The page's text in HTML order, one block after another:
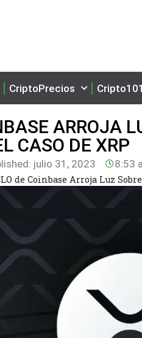
CriptoPrecios Cripto101
ARROJA
CASO DE XRP
julio 31, 2023 8:53
de Coinbase Arroja Luz